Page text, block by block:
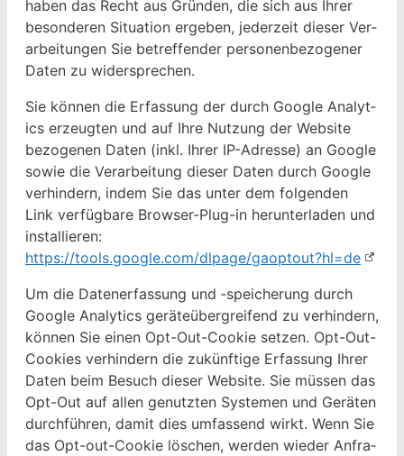
haben das Recht aus Grün­den, die sich aus Ihrer
beson­deren Sit­u­a­tion ergeben, jed­erzeit dieser Ver­
ar­beitun­gen Sie betr­e­f­fend­er per­so­n­en­be­zo­gen­er
Dat­en zu widersprechen.
Sie kön­nen die Erfas­sung der durch Google Ana­lyt­
ics erzeugten und auf Ihre Nutzung der Web­site
bezo­ge­nen Dat­en (inkl. Ihrer IP-Adresse) an Google
sowie die Ver­ar­beitung dieser Dat­en durch Google
ver­hin­dern, indem Sie das unter dem fol­gen­den
Link ver­füg­bare Brows­er-Plug-in herun­ter­laden und
instal­lieren:
https://tools.google.com/dlpage/gaoptout?hl=de
Um die Daten­er­fas­sung und ‑spe­icherung durch
Google Ana­lyt­ics geräteüber­greifend zu ver­hin­dern,
kön­nen Sie einen Opt-Out-Cook­ie set­zen. Opt-Out-
Cook­ies ver­hin­dern die zukün­ftige Erfas­sung Ihrer
Dat­en beim Besuch dieser Web­site. Sie müssen das
Opt-Out auf allen genutzten Sys­te­men und Geräten
durch­führen, damit dies umfassend wirkt. Wenn Sie
das Opt-out-Cook­ie löschen, wer­den wieder Anfra­